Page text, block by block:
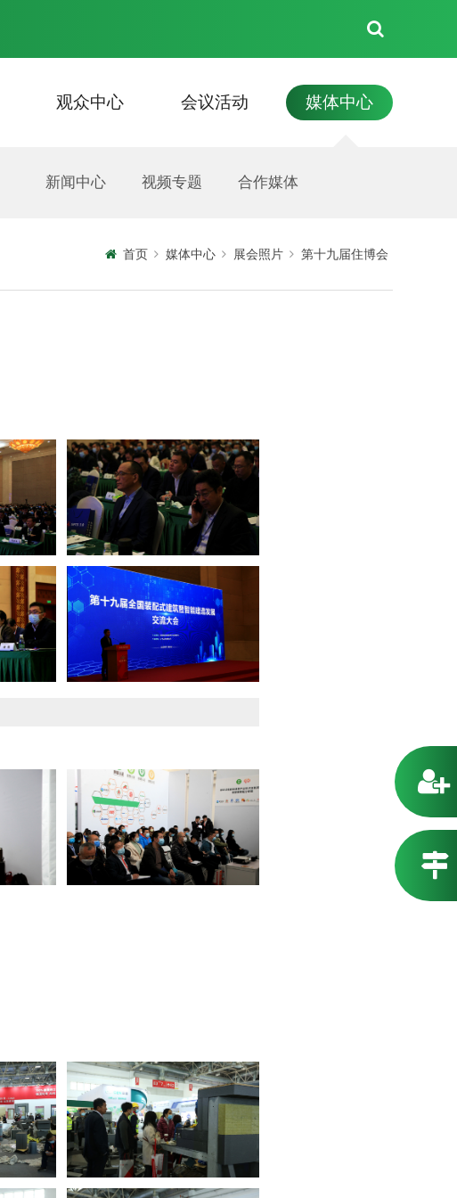
联系我们
参展费用 展商名录 展商须知
观众中心
交通住宿 资料下载
会议活动
开幕见面会 技术交流会 活动信息
媒体中心
新闻中心 视频专题 合作媒体
展会照片 首页 媒体中心 展会照片 第十九届住博会